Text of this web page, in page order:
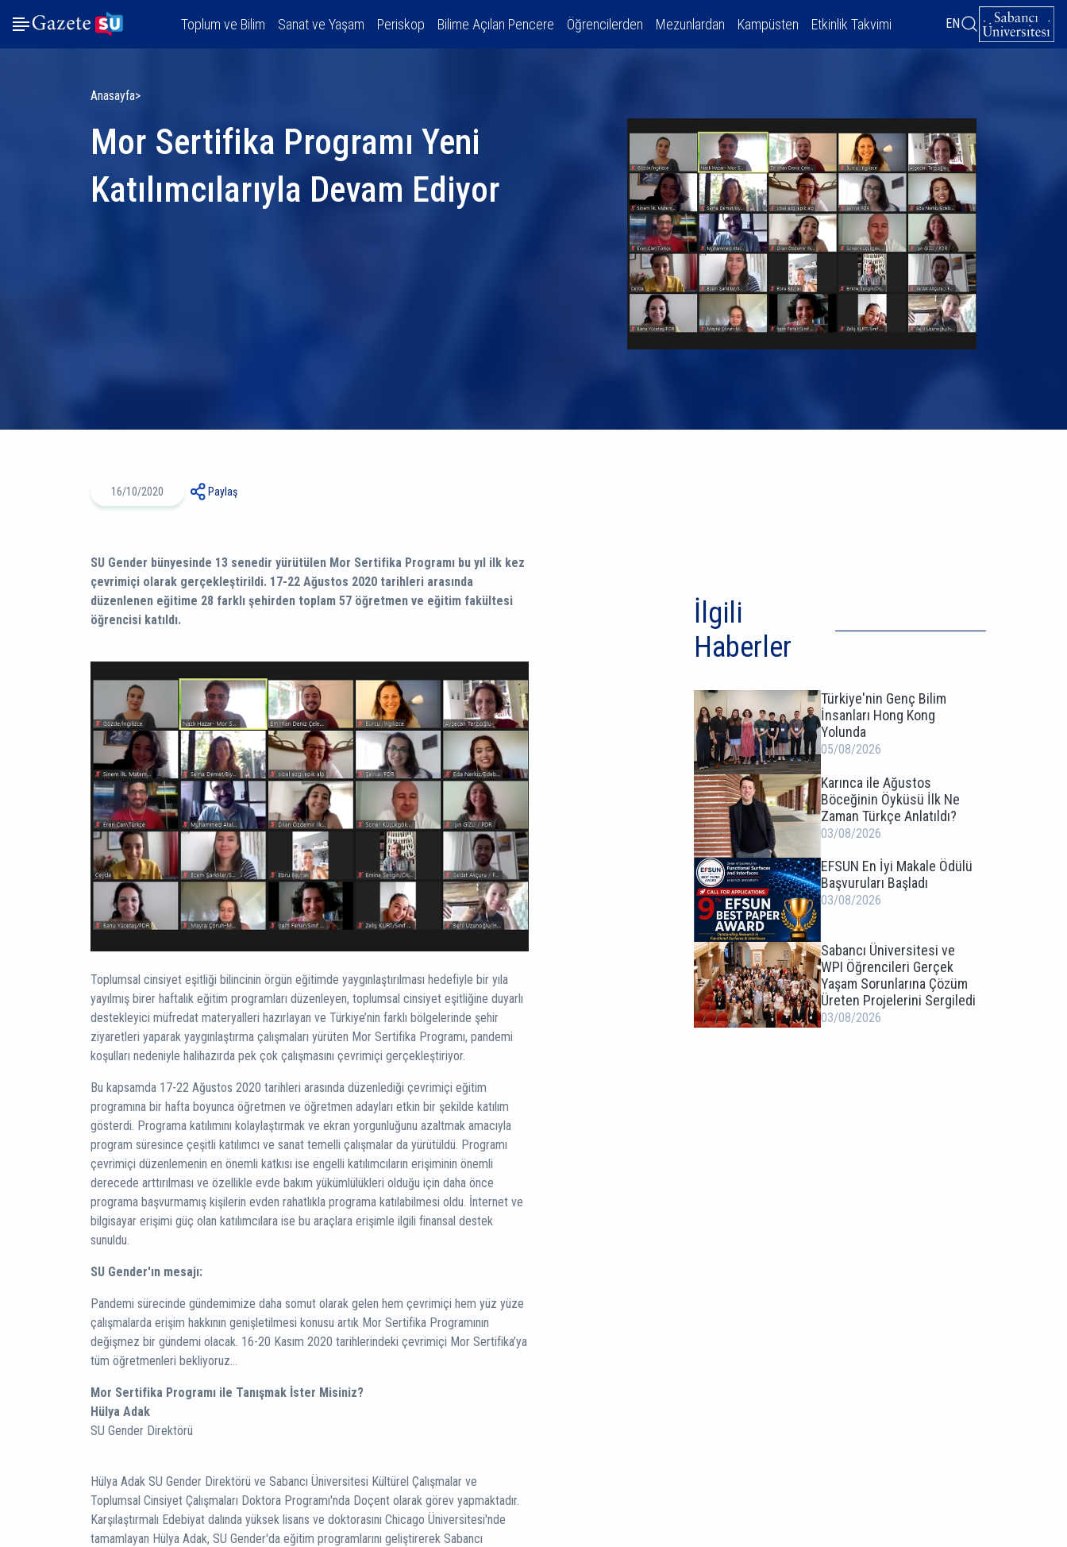
Toplum ve Bilim Sanat ve Yaşam Periskop Bilime Açılan Pencere Öğrencilerden Mezunlardan Kampüsten Etkinlik Takvimi EN
Anasayfa
Mor Sertifika Programı Yeni
Katılımcılarıyla Devam Ediyor
16/10/2020 Paylaş
SU Gender bünyesinde 13 senedir yürütülen Mor Sertifika Programı bu yıl ilk kez
çevrimiçi olarak gerçekleştirildi. 17-22 Ağustos 2020 tarihleri arasında
düzenlenen eğitime 28 farklı şehirden toplam 57 öğretmen ve eğitim fakültesi
öğrencisi katıldı.
Toplumsal cinsiyet eşitliği bilincinin örgün eğitimde yaygınlaştırılması hedefiyle bir yıla
yayılmış birer haftalık eğitim programları düzenleyen, toplumsal cinsiyet eşitliğine duyarlı
destekleyici müfredat materyalleri hazırlayan ve Türkiye’nin farklı bölgelerinde şehir
ziyaretleri yaparak yaygınlaştırma çalışmaları yürüten Mor Sertifika Programı, pandemi
koşulları nedeniyle halihazırda pek çok çalışmasını çevrimiçi gerçekleştiriyor.
Bu kapsamda 17-22 Ağustos 2020 tarihleri arasında düzenlediği çevrimiçi eğitim
programına bir hafta boyunca öğretmen ve öğretmen adayları etkin bir şekilde katılım
gösterdi. Programa katılımını kolaylaştırmak ve ekran yorgunluğunu azaltmak amacıyla
program süresince çeşitli katılımcı ve sanat temelli çalışmalar da yürütüldü. Programı
çevrimiçi düzenlemenin en önemli katkısı ise engelli katılımcıların erişiminin önemli
derecede arttırılması ve özellikle evde bakım yükümlülükleri olduğu için daha önce
programa başvurmamış kişilerin evden rahatlıkla programa katılabilmesi oldu. İnternet ve
bilgisayar erişimi güç olan katılımcılara ise bu araçlara erişimle ilgili finansal destek
sunuldu.
SU Gender'ın mesajı:
Pandemi sürecinde gündemimize daha somut olarak gelen hem çevrimiçi hem yüz yüze
çalışmalarda erişim hakkının genişletilmesi konusu artık Mor Sertifika Programının
değişmez bir gündemi olacak. 16-20 Kasım 2020 tarihlerindeki çevrimiçi Mor Sertifika’ya
tüm öğretmenleri bekliyoruz...
Mor Sertifika Programı ile Tanışmak İster Misiniz?
Hülya Adak
SU Gender Direktörü
Hülya Adak SU Gender Direktörü ve Sabancı Üniversitesi Kültürel Çalışmalar ve
Toplumsal Cinsiyet Çalışmaları Doktora Programı'nda Doçent olarak görev yapmaktadır.
Karşılaştırmalı Edebiyat dalında yüksek lisans ve doktorasını Chicago Üniversitesi'nde
tamamlayan Hülya Adak, SU Gender'da eğitim programlarını geliştirerek Sabancı
İlgili
Haberler
Türkiye'nin Genç Bilim
İnsanları Hong Kong
Yolunda
05/08/2026
Karınca ile Ağustos
Böceğinin Öyküsü İlk Ne
Zaman Türkçe Anlatıldı?
03/08/2026
EFSUN En İyi Makale Ödülü
Başvuruları Başladı
03/08/2026
Sabancı Üniversitesi ve
WPI Öğrencileri Gerçek
Yaşam Sorunlarına Çözüm
Üreten Projelerini Sergiledi
03/08/2026